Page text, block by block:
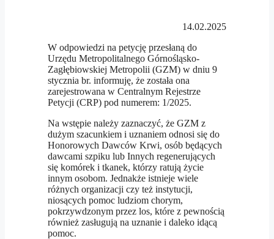
14.02.2025
W odpowiedzi na petycję przesłaną do
Urzędu Metropolitalnego Górnośląsko-
Zagłębiowskiej Metropolii (GZM) w dniu 9
stycznia br. informuję, że została ona
zarejestrowana w Centralnym Rejestrze
Petycji (CRP) pod numerem: 1/2025.
Na wstępie należy zaznaczyć, że GZM z
dużym szacunkiem i uznaniem odnosi się do
Honorowych Dawców Krwi, osób będących
dawcami szpiku lub Innych regenerujących
się komórek i tkanek, którzy ratują życie
innym osobom. Jednakże istnieje wiele
różnych organizacji czy też instytucji,
niosących pomoc ludziom chorym,
pokrzywdzonym przez los, które z pewnością
również zasługują na uznanie i daleko idącą
pomoc.